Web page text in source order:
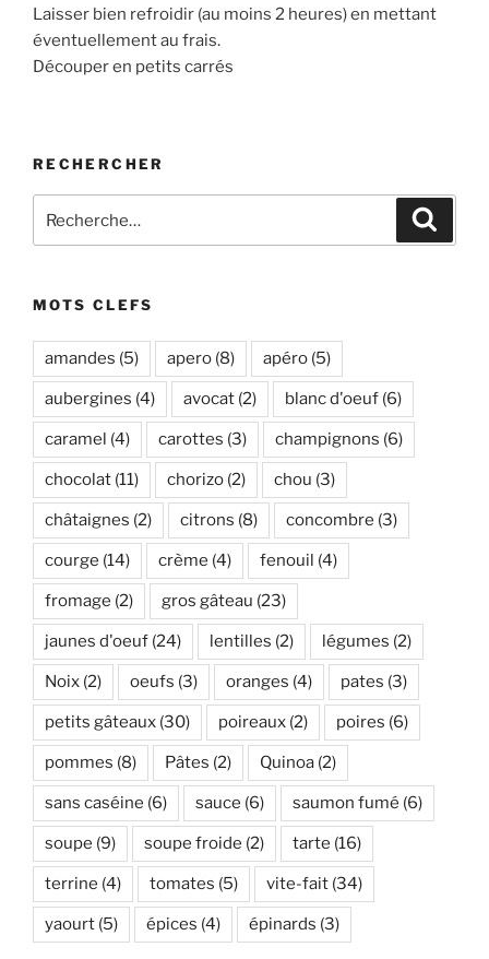
Laisser bien refroidir (au moins 2 heures) en mettant
éventuellement au frais.
Découper en petits carrés
RECHERCHER
pour
MOTS CLEFS
amandes (5) apero (8) apéro (5)
aubergines (4) avocat (2) blanc d'oeuf (6)
caramel (4) carottes (3) champignons (6)
chocolat (11) chorizo (2) chou (3)
châtaignes (2) citrons (8) concombre (3)
courge (14) crème (4) fenouil (4)
fromage (2) gros gâteau (23)
jaunes d'oeuf (24) lentilles (2) légumes (2)
Noix (2) oeufs (3) oranges (4) pates (3)
petits gâteaux (30) poireaux (2) poires (6)
pommes (8) Pâtes (2) Quinoa (2)
sans caséine (6) sauce (6) saumon fumé (6)
soupe (9) soupe froide (2) tarte (16)
terrine (4) tomates (5) vite-fait (34)
yaourt (5) épices (4) épinards (3)